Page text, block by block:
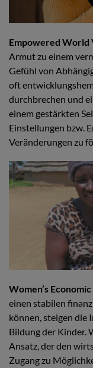
Empowered World
Armut zu einem
Gefühl von
oft
durchbrechen und
einem gestärkten
Einstellungen bzw.
Veränderungen zu
Women’s
einen stabilen
können, steigen die
Bildung der Kinder.
Ansatz, der den
Zugang zu